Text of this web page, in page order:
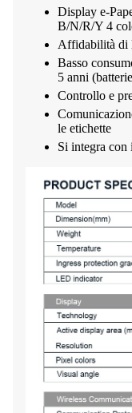
Display e-
B/N/R/Y 4
Affidabilità di
Basso
5 anni
Controllo e
le etichette
Si integra con